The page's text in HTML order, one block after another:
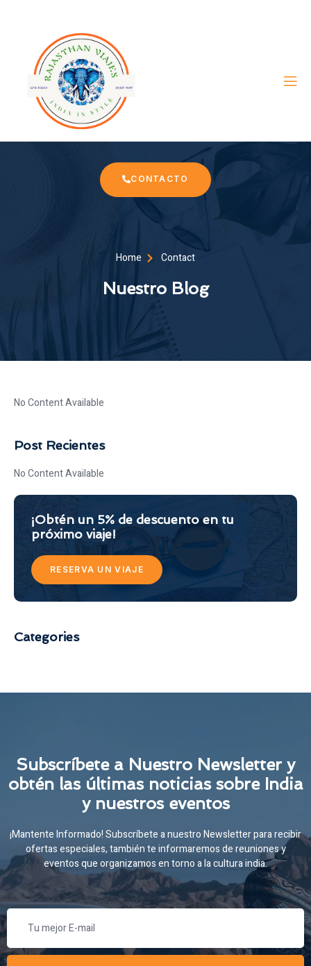
CONTACTO
Home Contact
Nuestro Blog
No Content Available
Post Recientes
No Content Available
¡Obtén un 5% de descuento en tu
próximo viaje!
RESERVA UN VIAJE
Categories
Subscríbete a Nuestro Newsletter y
obtén las últimas noticias sobre India
y nuestros eventos
¡Mantente Informado! Subscríbete a nuestro Newsletter para recibir
ofertas especiales, también te informaremos de reuniones y
eventos que organizamos en torno a la cultura india.